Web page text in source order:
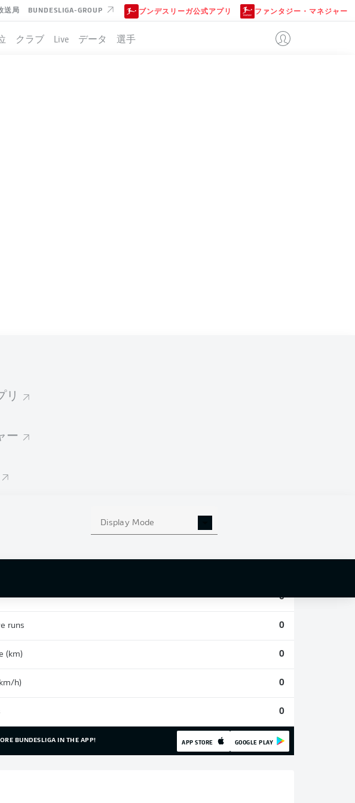
送局 BUNDESLIGA-GROUP ブンデスリーガ公式アプリ ファンタジー・マネジャー
クラブ Live データ 選手
リ
ー
Display Mode
2027
0
runs 0
(km) 0
h) 0
0
BUNDESLIGA IN THE APP! APP STORE GOOGLE PLAY